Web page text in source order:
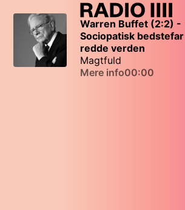
Warren Buffet (2:2) -
Sociopatisk
redde verden
Magtfuld
Mere info00:00